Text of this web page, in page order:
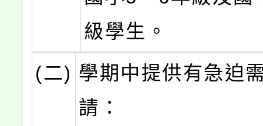
級學生。
(二) 學期中提供有急迫
請：